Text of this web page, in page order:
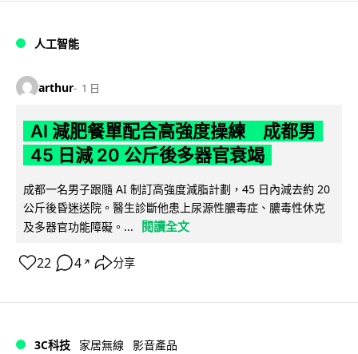
人工智能
arthur 1 日
AI 減肥餐單配合高強度操練 成都男
45 日減 20 公斤後多器官衰竭
成都一名男子跟隨 AI 制訂高強度減脂計劃，45 日內減去約 20
公斤後昏迷送院。醫生診斷他患上尿源性膿毒症、膿毒性休克
及多器官功能障礙。...
閱讀全文
22 4 ↗ 分享
3C科技 家居無線 影音產品